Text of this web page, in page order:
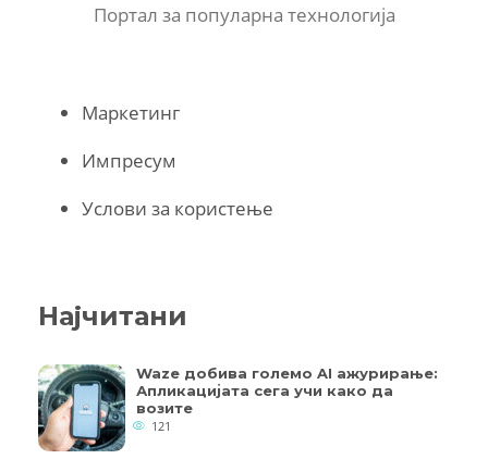
Портал за популарна технологија
Маркетинг
Импресум
Услови за користење
Најчитани
Waze добива големо AI ажурирање:
Апликацијата сега учи како да
возите
121